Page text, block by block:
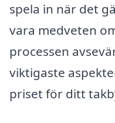
spela in när det
vara medveten
processen
viktigaste
priset för ditt